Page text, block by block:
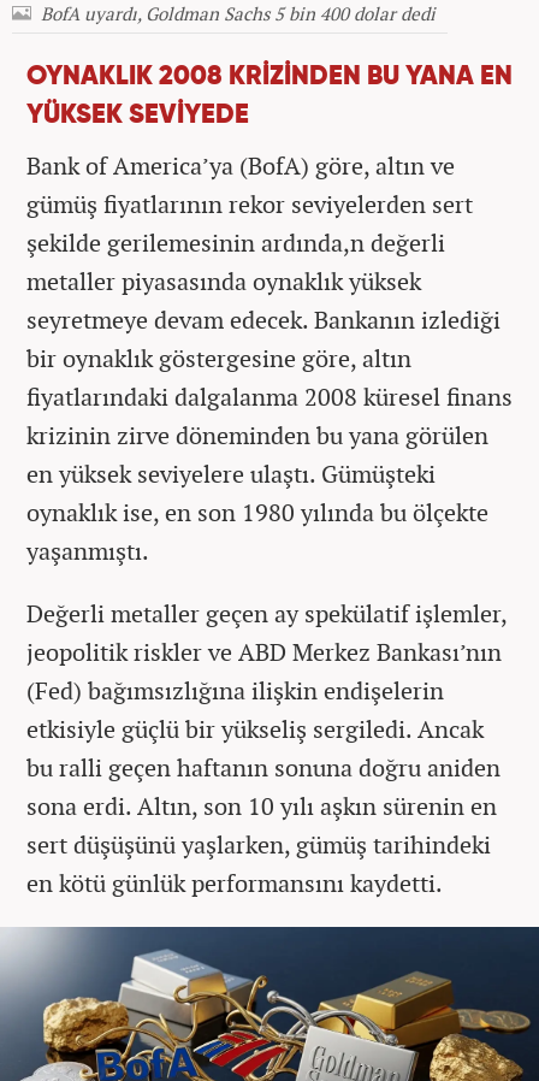
BofA uyardı, Goldman Sachs 5 bin 400 dolar dedi
OYNAKLIK 2008 KRİZİNDEN BU YANA EN
YÜKSEK SEVİYEDE
Bank of America’ya (BofA) göre, altın ve
gümüş fiyatlarının rekor seviyelerden sert
şekilde gerilemesinin ardında,n değerli
metaller piyasasında oynaklık yüksek
seyretmeye devam edecek. Bankanın izlediği
bir oynaklık göstergesine göre, altın
fiyatlarındaki dalgalanma 2008 küresel finans
krizinin zirve döneminden bu yana görülen
en yüksek seviyelere ulaştı. Gümüşteki
oynaklık ise, en son 1980 yılında bu ölçekte
yaşanmıştı.
Değerli metaller geçen ay spekülatif işlemler,
jeopolitik riskler ve ABD Merkez Bankası’nın
(Fed) bağımsızlığına ilişkin endişelerin
etkisiyle güçlü bir yükseliş sergiledi. Ancak
bu ralli geçen haftanın sonuna doğru aniden
sona erdi. Altın, son 10 yılı aşkın sürenin en
sert düşüşünü yaşlarken, gümüş tarihindeki
en kötü günlük performansını kaydetti.